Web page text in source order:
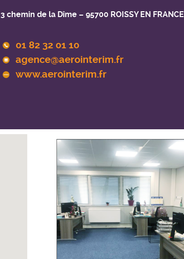
3 chemin de la Dîme – 95700 ROISSY EN FRANCE
01 82 32 01 10
agence@aerointerim.fr
www.aerointerim.fr